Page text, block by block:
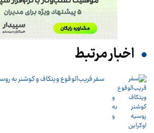
اخبار مرتبط
سفر قریب‌الوقوع ویتکاف و کوشنر به